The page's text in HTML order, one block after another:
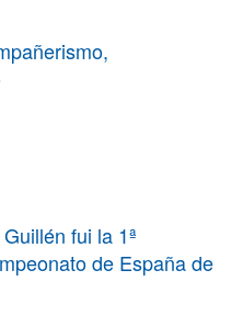
fui la 1ª
de España de